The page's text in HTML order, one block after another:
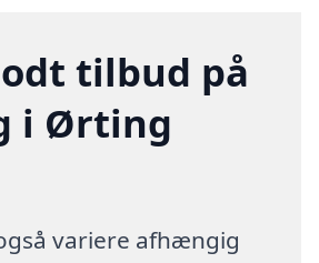
tilbud på
i Ørting
variere afhængig